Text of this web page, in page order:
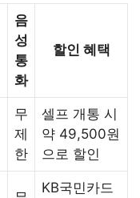
음
성
통
화
할인 혜택
무
제
한
셀프 개통 시
약 49,500원
으로 할인
KB국민카드